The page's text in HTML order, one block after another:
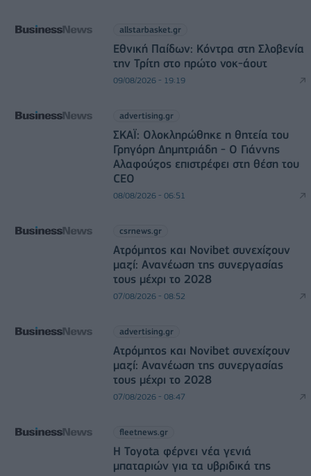
allstarbasket.gr
Εθνική Παίδων: Κόντρα στη Σλοβενία
την Τρίτη στο πρώτο νοκ-άουτ
09/08/2026 - 19:19
advertising.gr
ΣΚΑΪ: Ολοκληρώθηκε η θητεία του
Γρηγόρη Δημητριάδη - Ο Γιάννης
Αλαφούζος επιστρέφει στη θέση του
CEO
08/08/2026 - 06:51
csrnews.gr
Ατρόμητος και Novibet συνεχίζουν
μαζί: Ανανέωση της συνεργασίας
τους μέχρι το 2028
07/08/2026 - 08:52
advertising.gr
Ατρόμητος και Novibet συνεχίζουν
μαζί: Ανανέωση της συνεργασίας
τους μέχρι το 2028
07/08/2026 - 08:47
fleetnews.gr
Η Toyota φέρνει νέα γενιά
μπαταριών για τα υβριδικά της